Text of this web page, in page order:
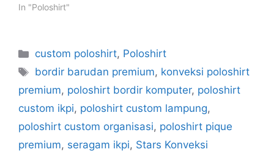
In "Poloshirt"
custom poloshirt, Poloshirt
bordir barudan premium, konveksi poloshirt
premium, poloshirt bordir komputer, poloshirt
custom ikpi, poloshirt custom lampung,
poloshirt custom organisasi, poloshirt pique
premium, seragam ikpi, Stars Konveksi